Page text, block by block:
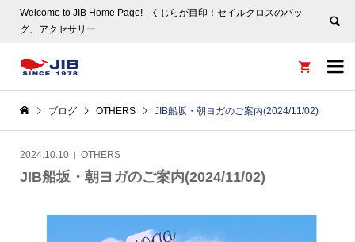
Welcome to JIB Home Page! ‐ くじらが目印！セイルクロスのバッ
グ、アクセサリー


ブログ OTHERS JIB船坂・朝ヨガのご案内(2024/11/02)
2024.10.10 OTHERS
JIB船坂・朝ヨガのご案内(2024/11/02)